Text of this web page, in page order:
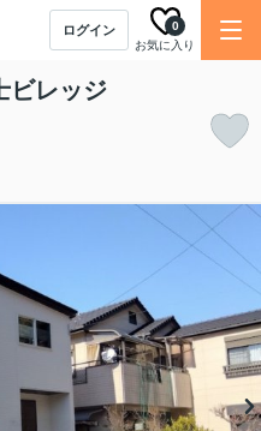
ログイン
お気に入り
0
レッジ